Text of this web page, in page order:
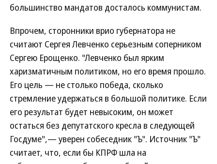
большинство мандатов досталось коммунистам.
Впрочем, сторонники врио губернатора не
считают Сергея Левченко серьезным соперником
Сергею Ерощенко. "Левченко был ярким
харизматичным политиком, но его время прошло.
Его цель — не столько победа, сколько
стремление удержаться в большой политике. Если
его результат будет невысоким, он может
остаться без депутатского кресла в следующей
Госдуме",— уверен собеседник "Ъ". Источник "Ъ"
считает, что, если бы КПРФ шла на